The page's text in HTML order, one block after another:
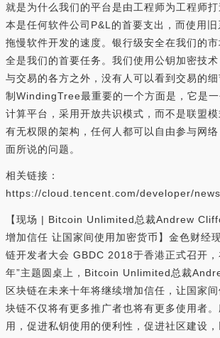
就是为什么我们的平台是由工程师为工程师
本是任何软件公司P&L的首要支出，而使用
拖慢软件开发的速度。银行级安全在我们的
全是我们的首要任务。我们使用公钥加密技
与交易的各方之外，没有人可以看到交易的
制WindingTree最重要的一个方面是，它是
计算平台，采用开放共识模式，而不是联盟
有无权限的架构，任何人都可以自由参与网
面所说的问题。
相关链接：
https://cloud.tencent.com/developer/
【现场 | Bitcoin Unlimited总裁Andrew
增加信任 让国家间使用加密货币】金色财经
链开发者大会 GBDC 2018于香港正式召开，
年”主题圆桌上，Bitcoin Unlimited总裁
区块链在未来十年将继续增加信任，让国家
块链不仅将有更多推广者也将有更多使用者
用，促进私钥使用的便利性，促进社区建设